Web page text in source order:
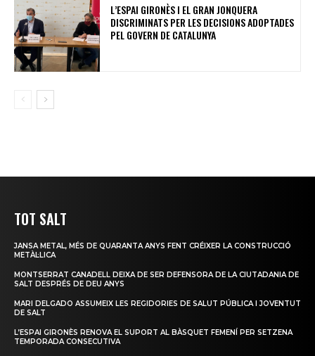
L’ESPAI GIRONÈS I EL GRAN JONQUERA
DISCRIMINATS PER LES DECISIONS ADOPTADES
PEL GOVERN DE CATALUNYA
TOT SALT
JANSA METAL, MÉS DE QUARANTA ANYS FENT CRÉIXER LA CONSTRUCCIÓ
METÀL·LICA
MONTSERRAT CANADELL DEIXA DE SER DEFENSORA DE LA CIUTADANIA DE
SALT DESPRÉS DE DEU ANYS
MARI DELGADO ASSUMEIX LES REGIDORIES DE SALUT PÚBLICA I JOVENTUT
DE SALT
L’ESPAI GIRONÈS RENOVA EL SUPORT AL BÀSQUET FEMENÍ PER SETZENA
TEMPORADA CONSECUTIVA